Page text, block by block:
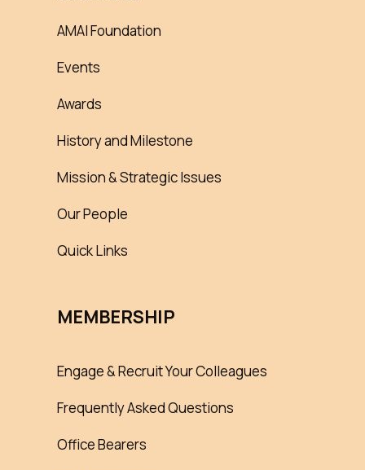
AMAI Foundation
Events
Awards
History and Milestone
Mission & Strategic Issues
Our People
Quick Links
MEMBERSHIP
Engage & Recruit Your Colleagues
Frequently Asked Questions
Office Bearers